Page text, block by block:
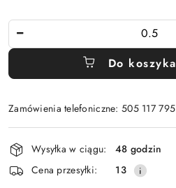
Do koszyka
Zamówienia telefoniczne: 505 117 795
Wyślij
Dostępność
i
dostawa
Wysyłka w ciągu:
48 godzin
Cena przesyłki:
13